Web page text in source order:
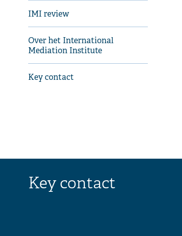
IMI review
Over het International
Mediation Institute
Key contact
Key contact